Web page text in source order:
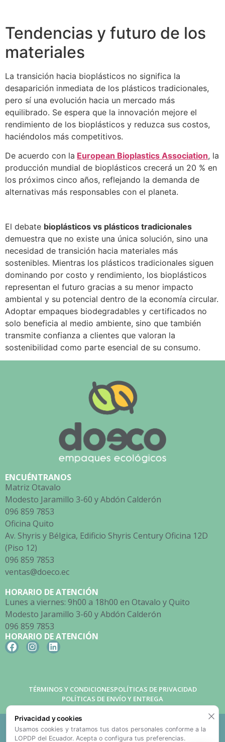
Tendencias y futuro de los
materiales
La transición hacia bioplásticos no significa la
desaparición inmediata de los plásticos tradicionales,
pero sí una evolución hacia un mercado más
equilibrado. Se espera que la innovación mejore el
rendimiento de los bioplásticos y reduzca sus costos,
haciéndolos más competitivos.
De acuerdo con la European Bioplastics Association, la
producción mundial de bioplásticos crecerá un 20 % en
los próximos cinco años, reflejando la demanda de
alternativas más responsables con el planeta.
El debate bioplásticos vs plásticos tradicionales
demuestra que no existe una única solución, sino una
necesidad de transición hacia materiales más
sostenibles. Mientras los plásticos tradicionales siguen
dominando por costo y rendimiento, los bioplásticos
representan el futuro gracias a su menor impacto
ambiental y su potencial dentro de la economía circular.
Adoptar empaques biodegradables y certificados no
solo beneficia al medio ambiente, sino que también
transmite confianza a clientes que valoran la
sostenibilidad como parte esencial de su consumo.
ENCUÉNTRANOS
Matriz Otavalo
Modesto Jaramillo 3-60 y Abdón Calderón
096 859 7853
Oficina Quito
Av. Shyris y Bélgica, Edificio Shyris Century Oficina 12D
(Piso 12)
096 859 7853
ventas@doeco.ec
HORARIO DE ATENCIÓN
Lunes a viernes: 9h00 a 18h00 en Otavalo y Quito
Modesto Jaramillo 3-60 y Abdón Calderón
096 859 7853
HORARIO DE ATENCIÓN
TÉRMINOS Y CONDICIONESPOLÍTICAS DE PRIVACIDAD
POLÍTICAS DE ENVÍO Y ENTREGA
Doeco Empaques Ecológicos © 2026. Todos los derechos
reservados
Privacidad y cookies
Usamos cookies y tratamos tus datos personales conforme a la
LOPDP del Ecuador. Acepta o configura tus preferencias.